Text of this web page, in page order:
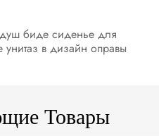
биде сиденье для
в дизайн оправы
Товары